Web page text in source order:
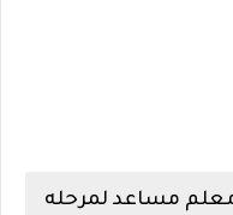
مساعد لمرحله